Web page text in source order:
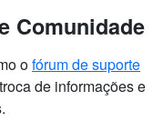
Comunidade
ofórum de suporte
de informações e